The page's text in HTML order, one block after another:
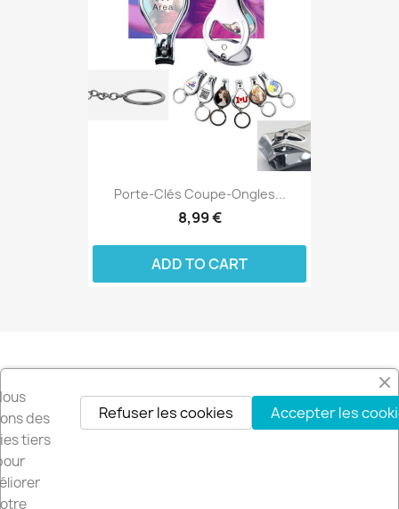
Porte-Clés Coupe-Ongles...
8,99 €
ADD TO CART
Recevez nos offres spéciales
des
tiers
Accepter les
Refuser les cookies